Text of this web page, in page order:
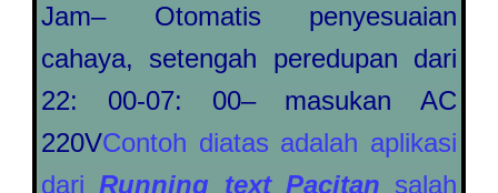
Jam– Otomatis penyesuaian
cahaya, setengah peredupan dari
22: 00-07: 00– masukan AC
220VContoh diatas adalah aplikasi
dariRunning text Pacitan salah